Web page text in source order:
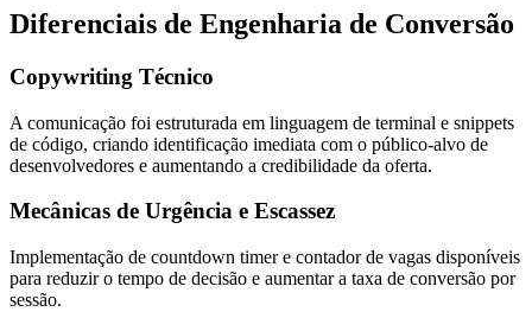
Diferenciais de Engenharia de Conversão
Copywriting Técnico
A comunicação foi estruturada em linguagem de terminal e snippets
de código, criando identificação imediata com o público-alvo de
desenvolvedores e aumentando a credibilidade da oferta.
Mecânicas de Urgência e Escassez
Implementação de countdown timer e contador de vagas disponíveis
para reduzir o tempo de decisão e aumentar a taxa de conversão por
sessão.